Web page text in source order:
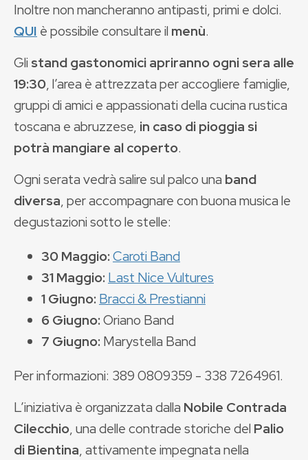
Inoltre non mancheranno antipasti, primi e dolci.
QUI è possibile consultare il menù.
Gli stand gastonomici apriranno ogni sera alle
19:30, l’area è attrezzata per accogliere famiglie,
gruppi di amici e appassionati della cucina rustica
toscana e abruzzese, in caso di pioggia si
potrà mangiare al coperto.
Ogni serata vedrà salire sul palco una band
diversa, per accompagnare con buona musica le
degustazioni sotto le stelle:
30 Maggio:Caroti Band
31 Maggio:Last Nice Vultures
1 Giugno:Bracci & Prestianni
6 Giugno:Oriano Band
7 Giugno:Marystella Band
Per informazioni: 389 0809359 - 338 7264961.
L’iniziativa è organizzata dalla Nobile Contrada
Cilecchio, una delle contrade storiche del Palio
di Bientina, attivamente impegnata nella